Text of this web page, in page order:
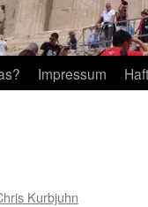
Impressum
Kurbjuhn